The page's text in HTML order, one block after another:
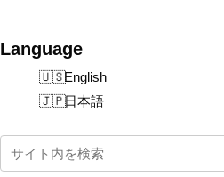
Language
English
日本語